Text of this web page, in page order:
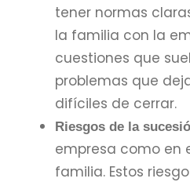
tener normas
la familia con la
cuestiones que
problemas que
difíciles de cerrar.
Riesgos de la
empresa como en
familia. Estos